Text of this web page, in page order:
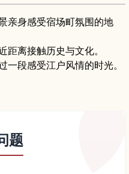
亲身感受宿场町氛围的地
距离接触历史与文化。
段感受江户风情的时光。
题